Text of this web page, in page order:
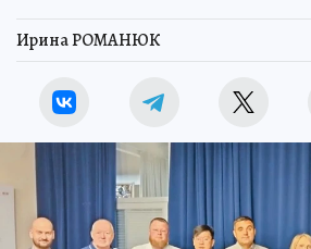
Ирина РОМАНЮК